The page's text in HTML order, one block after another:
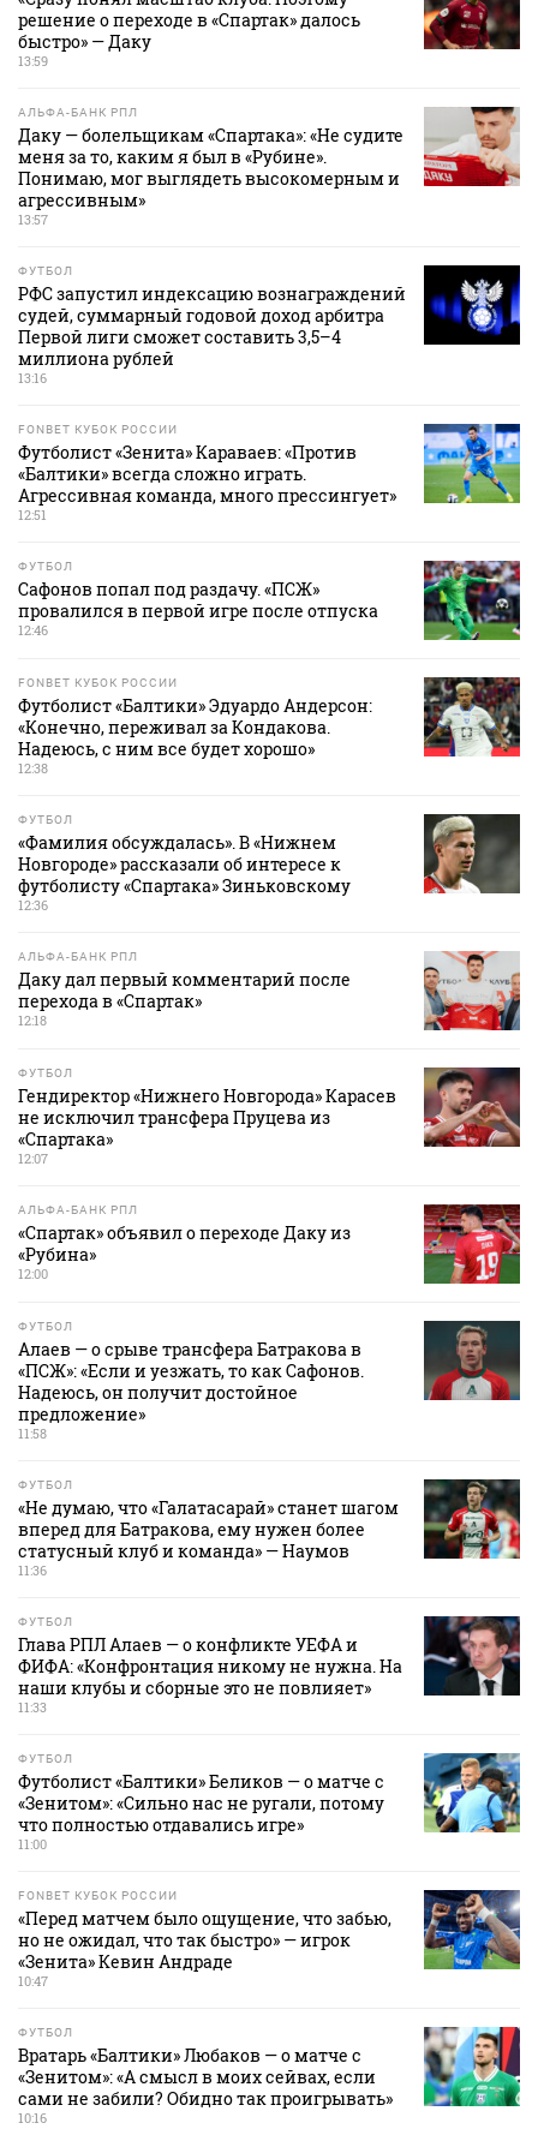
решение о переходе в «Спартак» далось
быстро» — Даку
13:59
АЛЬФА-БАНК РПЛ
Даку — болельщикам «Спартака»: «Не судите
меня за то, каким я был в «Рубине».
Понимаю, мог выглядеть высокомерным и
агрессивным»
13:57
ФУТБОЛ
РФС запустил индексацию вознаграждений
судей, суммарный годовой доход арбитра
Первой лиги сможет составить 3,5–4
миллиона рублей
13:16
FONBET КУБОК РОССИИ
Футболист «Зенита» Караваев: «Против
«Балтики» всегда сложно играть.
Агрессивная команда, много прессингует»
12:51
ФУТБОЛ
Сафонов попал под раздачу. «ПСЖ»
провалился в первой игре после отпуска
12:46
FONBET КУБОК РОССИИ
Футболист «Балтики» Эдуардо Андерсон:
«Конечно, переживал за Кондакова.
Надеюсь, с ним все будет хорошо»
12:38
ФУТБОЛ
«Фамилия обсуждалась». В «Нижнем
Новгороде» рассказали об интересе к
футболисту «Спартака» Зиньковскому
12:36
АЛЬФА-БАНК РПЛ
Даку дал первый комментарий после
перехода в «Спартак»
12:18
ФУТБОЛ
Гендиректор «Нижнего Новгорода» Карасев
не исключил трансфера Пруцева из
«Спартака»
12:07
АЛЬФА-БАНК РПЛ
«Спартак» объявил о переходе Даку из
«Рубина»
12:00
ФУТБОЛ
Алаев — о срыве трансфера Батракова в
«ПСЖ»: «Если и уезжать, то как Сафонов.
Надеюсь, он получит достойное
предложение»
11:58
ФУТБОЛ
«Не думаю, что «Галатасарай» станет шагом
вперед для Батракова, ему нужен более
статусный клуб и команда» — Наумов
11:36
ФУТБОЛ
Глава РПЛ Алаев — о конфликте УЕФА и
ФИФА: «Конфронтация никому не нужна. На
наши клубы и сборные это не повлияет»
11:33
ФУТБОЛ
Футболист «Балтики» Беликов — о матче с
«Зенитом»: «Сильно нас не ругали, потому
что полностью отдавались игре»
11:00
FONBET КУБОК РОССИИ
«Перед матчем было ощущение, что забью,
но не ожидал, что так быстро» — игрок
«Зенита» Кевин Андраде
10:47
ФУТБОЛ
Вратарь «Балтики» Любаков — о матче с
«Зенитом»: «А смысл в моих сейвах, если
сами не забили? Обидно так проигрывать»
10:16